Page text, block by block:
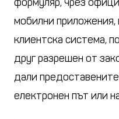
мобилни приложения,
клиентска система,
друг разрешен от
дали
електронен път или